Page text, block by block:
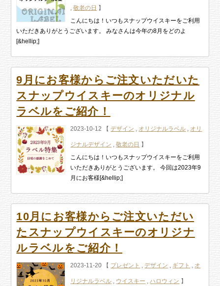
,敬老の日 】
こんにちは！いつもスナップウイスキーをご利用
いただきありがとうございます。 みなさんは今年の8月をどのよ
[&hellip;]
9月にお客様からご注文いただいた
スナップウイスキーのオリジナル
ラベルをご紹介！
2023-10-12 【デザイン , オリジナルラベル , オリ
ジナルデザイン ,敬老の日 】
こんにちは！いつもスナップウイスキーをご利用
いただきありがとうございます。 今回は2023年9
月にお客様[&hellip;]
10月にお客様からご注文いただい
たスナップウイスキーのオリジナ
ルラベルをご紹介！
2023-11-20 【 プレゼント ,デザイン , ギフト , オ
リジナルラベル , ウイスキー ,ハロウィン 】